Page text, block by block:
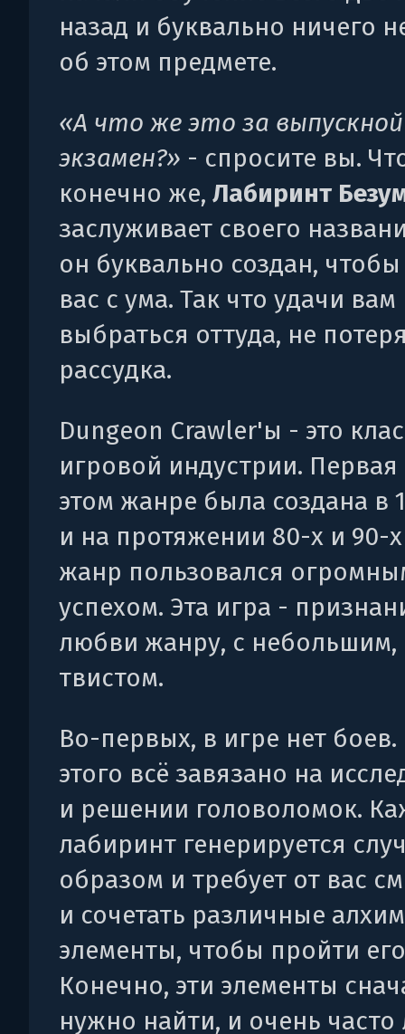
назад и буквально ничего
об этом предмете.
«А что же это за выпускной
экзамен?» - спросите вы.
конечно же, Лабиринт
заслуживает своего
он буквально создан, чтобы
вас с ума. Так что удачи вам
выбраться оттуда, не
рассудка.
Dungeon Crawler'ы - это
игровой индустрии. Первая
этом жанре была создана в
и на протяжении 80-х и 90-
жанр пользовался
успехом. Эта игра -
любви жанру, с небольшим,
твистом.
Во-первых, в игре нет боев.
этого всё завязано на
и решении головоломок.
лабиринт генерируется
образом и требует от вас
и сочетать различные
элементы, чтобы пройти
Конечно, эти элементы
нужно найти, и очень